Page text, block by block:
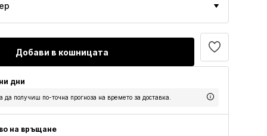
Добави в кошницата
дни
да получиш по-точна прогноза на времето за доставка.
на връщане